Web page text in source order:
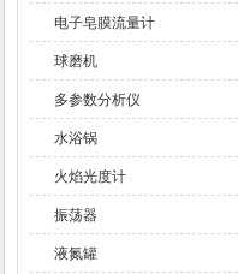
电子皂膜流量计
球磨机
多参数分析仪
水浴锅
火焰光度计
振荡器
液氮罐